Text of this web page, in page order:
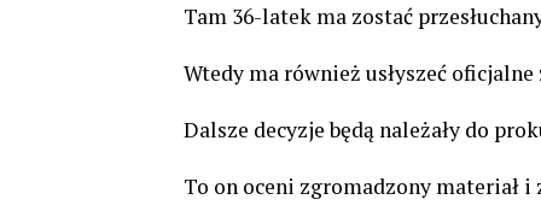
Tam 36-latek ma zostać
Wtedy ma również usłyszeć
Dalsze decyzje będą należały do
To on oceni zgromadzony materiał